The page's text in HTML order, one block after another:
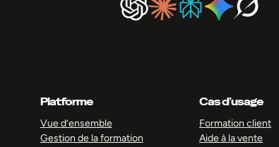
Platforme
Vue d’ensemble
Gestion de la formation
Cas d’usage
Formation client
Aide à la vente